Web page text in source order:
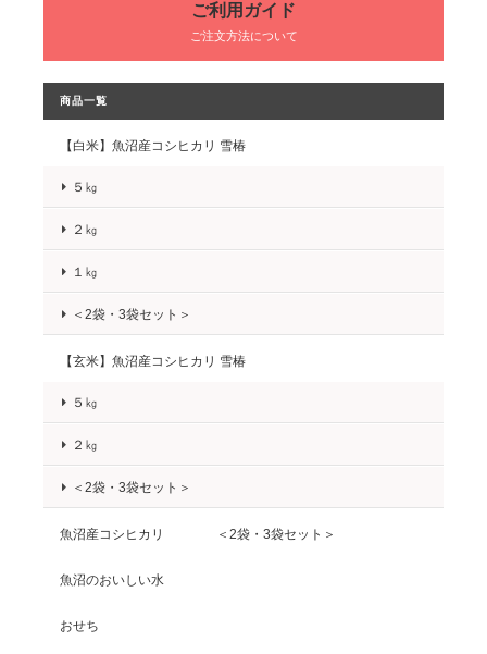
ご利用ガイド
ご注文方法について
商品一覧
【白米】魚沼産コシヒカリ 雪椿
５㎏
２㎏
１㎏
＜2袋・3袋セット＞
【玄米】魚沼産コシヒカリ 雪椿
５㎏
２㎏
＜2袋・3袋セット＞
魚沼産コシヒカリ ＜2袋・3袋セット＞
魚沼のおいしい水
おせち